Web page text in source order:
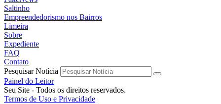
Saltinho
Empreendedorismo nos Bairros
Limeira
Sobre
Expediente
FAQ
Contato
Pesquisar Notícia
Painel do Leitor
Seu Site - Todos os direitos reservados.
Termos de Uso e Privacidade